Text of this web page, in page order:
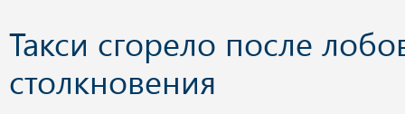
Такси сгорело после
столкновения